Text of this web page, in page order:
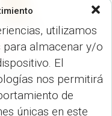
utilizamos
almacenar y/o
El
nos permitirá
de
únicas en este
(DISP.
678